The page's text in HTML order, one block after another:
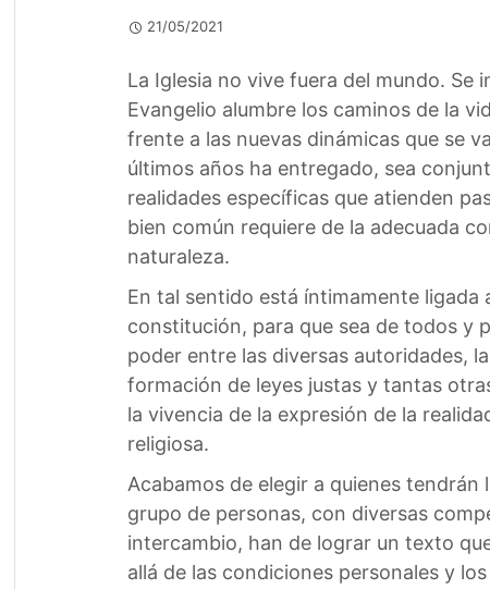
21/05/2021
La Iglesia no vive fuera del mundo. Se
Evangelio alumbre los caminos de la
frente a las nuevas dinámicas que se
últimos años ha entregado, sea
realidades específicas que atienden
bien común requiere de la adecuada
naturaleza.
En tal sentido está íntimamente
constitución, para que sea de todos y
poder entre las diversas autoridades,
formación de leyes justas y tantas
la vivencia de la expresión de la
religiosa.
Acabamos de elegir a quienes
grupo de personas, con diversas
intercambio, han de lograr un texto
allá de las condiciones personales y